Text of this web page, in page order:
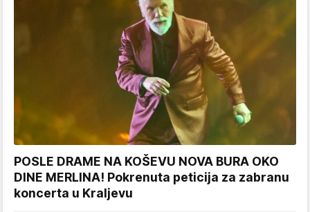
POSLE DRAME NA KOŠEVU NOVA BURA OKO
DINE MERLINA! Pokrenuta peticija za zabranu
koncerta u Kraljevu